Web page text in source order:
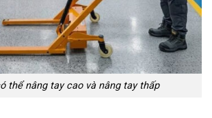
thể nâng tay cao và nâng tay thấp